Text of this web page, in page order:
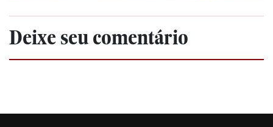
Deixe seu comentário